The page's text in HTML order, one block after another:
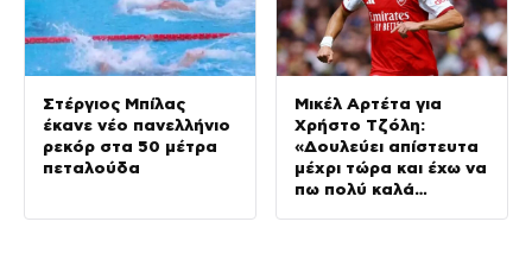
Στέργιος Μπίλας
έκανε νέο πανελλήνιο
ρεκόρ στα 50 μέτρα
πεταλούδα
Μικέλ Αρτέτα για
Χρήστο Τζόλη:
«Δουλεύει απίστευτα
μέχρι τώρα και έχω να
πω πολύ καλά